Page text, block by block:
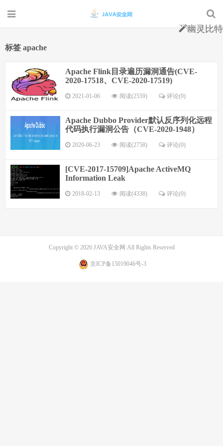
幽灵比特
标签 apache
Apache Flink目录遍历漏洞通告(CVE-
2020-17518、CVE-2020-17519)
2021-01-06 阅读(2559) 评论(0)
Apache Dubbo Provider默认反序列化远程
代码执行漏洞公告（CVE-2020-1948）
2020-06-23 阅读(2758) 评论(0)
[CVE-2017-15709]Apache ActiveMQ
Information Leak
2018-02-13 阅读(4338) 评论(0)
Copyright © 2026 JAVA安全网 All Rights Reserved
京ICP备15019046号-3